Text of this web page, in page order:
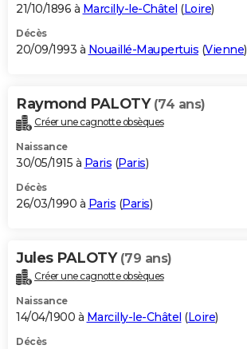
21/10/1896 à Marcilly-le-Châtel (Loire)
Décès
20/09/1993 à Nouaillé-Maupertuis (Vienne)
Raymond PALOTY (74 ans)
Créer une cagnotte obsèques
Naissance
30/05/1915 à Paris (Paris)
Décès
26/03/1990 à Paris (Paris)
Jules PALOTY (79 ans)
Créer une cagnotte obsèques
Naissance
14/04/1900 à Marcilly-le-Châtel (Loire)
Décès